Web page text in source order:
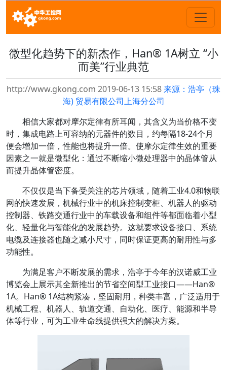
微型化趋势下的新杰作，Han® 1A树立 “小
而美”行业典范
http://www.gkong.com 2019-06-13 15:58来源：浩亭（珠
海) 贸易有限公司上海分公司
相信大家都对摩尔定律有所耳闻，其含义为当价格不变
时，集成电路上可容纳的元器件的数目，约每隔18-24个月
便会增加一倍，性能也将提升一倍。使摩尔定律生效的重要
因素之一就是微型化：通过不断缩小微处理器中的晶体管从
而提升晶体管密度。
不仅仅是当下备受关注的芯片领域，随着工业4.0和物联
网的快速发展，机械行业中的机床控制变柜、机器人的驱动
控制器、铁路交通行业中的车载设备和组件等都面临着小型
化、轻量化与智能化的发展趋势。这就要求设备接口、系统
电缆及连接器也随之减小尺寸，同时保证更高的耐用性与多
功能性。
为满足客户不断发展的需求，浩亭于今年的汉诺威工业
博览会上展示其全新推出的节省空间型工业接口——Han®
1A。Han® 1A结构紧凑，坚固耐用，种类丰富，广泛适用于
机械工程、机器人、轨道交通、自动化、医疗、能源和半导
体等行业，可为工业生命线提供强大的解决方案。